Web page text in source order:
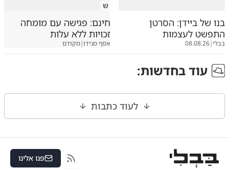
בנו של ביידן: הסרטן
התפשט לעצמות
בבלי|
08.08.26
ש
חינם: פגישה עם מומחה
זכויות ללא עלות
אסף מגידו|מקודם
עוד בחדשות:
לעוד כתבות
RSS פנו אלינו